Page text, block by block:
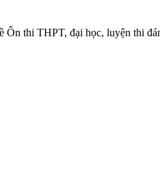
thi THPT, đại học, luyện thi